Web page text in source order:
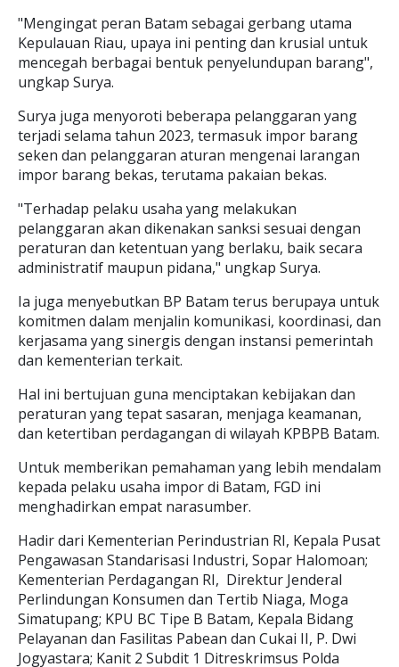
"Mengingat peran Batam sebagai gerbang utama
Kepulauan Riau, upaya ini penting dan krusial untuk
mencegah berbagai bentuk penyelundupan barang",
ungkap Surya.
Surya juga menyoroti beberapa pelanggaran yang
terjadi selama tahun 2023, termasuk impor barang
seken dan pelanggaran aturan mengenai larangan
impor barang bekas, terutama pakaian bekas.
"Terhadap pelaku usaha yang melakukan
pelanggaran akan dikenakan sanksi sesuai dengan
peraturan dan ketentuan yang berlaku, baik secara
administratif maupun pidana," ungkap Surya.
Ia juga menyebutkan BP Batam terus berupaya untuk
komitmen dalam menjalin komunikasi, koordinasi, dan
kerjasama yang sinergis dengan instansi pemerintah
dan kementerian terkait.
Hal ini bertujuan guna menciptakan kebijakan dan
peraturan yang tepat sasaran, menjaga keamanan,
dan ketertiban perdagangan di wilayah KPBPB Batam.
Untuk memberikan pemahaman yang lebih mendalam
kepada pelaku usaha impor di Batam, FGD ini
menghadirkan empat narasumber.
Hadir dari Kementerian Perindustrian RI, Kepala Pusat
Pengawasan Standarisasi Industri, Sopar Halomoan;
Kementerian Perdagangan RI, Direktur Jenderal
Perlindungan Konsumen dan Tertib Niaga, Moga
Simatupang; KPU BC Tipe B Batam, Kepala Bidang
Pelayanan dan Fasilitas Pabean dan Cukai II, P. Dwi
Jogyastara; Kanit 2 Subdit 1 Ditreskrimsus Polda